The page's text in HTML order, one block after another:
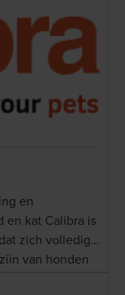
en
en kat Calibra is
zich volledig
van honden